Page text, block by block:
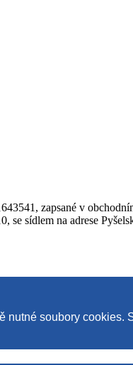
zapsané v
sídlem na adrese
soubory